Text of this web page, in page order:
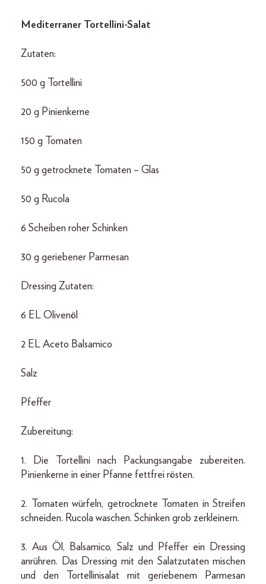
Mediterraner Tortellini-Salat
Zutaten:
500 g Tortellini
20 g Pinienkerne
150 g Tomaten
50 g getrocknete Tomaten – Glas
50 g Rucola
6 Scheiben roher Schinken
30 g geriebener Parmesan
Dressing Zutaten:
6 EL Olivenöl
2 EL Aceto Balsamico
Salz
Pfeffer
Zubereitung:
1. Die Tortellini nach Packungsangabe zubereiten.
Pinienkerne in einer Pfanne fettfrei rösten.
2. Tomaten würfeln, getrocknete Tomaten in Streifen
schneiden. Rucola waschen. Schinken grob zerkleinern.
3. Aus Öl, Balsamico, Salz und Pfeffer ein Dressing
anrühren. Das Dressing mit den Salatzutaten mischen
und den Tortellinisalat mit geriebenem Parmesan